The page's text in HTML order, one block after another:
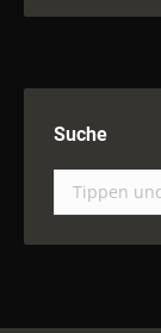
Suche
Suchen: